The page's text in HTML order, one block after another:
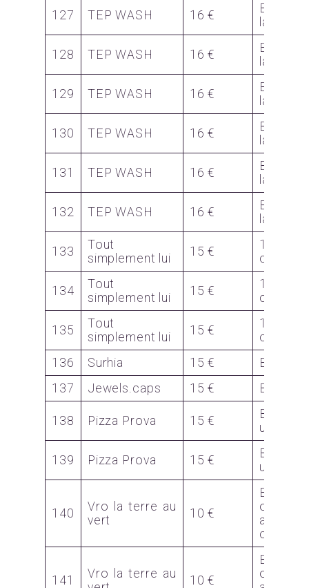
127 TEP WASH 16 €
lavage
128 TEP WASH 16 €
lavage
129 TEP WASH 16 €
lavage
130 TEP WASH 16 €
lavage
131 TEP WASH 16 €
lavage
132 TEP WASH 16 €
lavage
133
Tout
simplement lui
15 €
1
134
Tout
simplement lui
15 €
1
135
Tout
simplement lui
15 €
1
136
Surhia 15 €
Bon
137
Jewels.caps 15 € Bijoux
138 Pizza Prova 15 €
Bon
une
139 Pizza Prova 15 €
Bon
une
140
Vro la terre au
vert
10 €
Bon
ou
atelier
141
Vro la terre au
10 €
Bon
ou